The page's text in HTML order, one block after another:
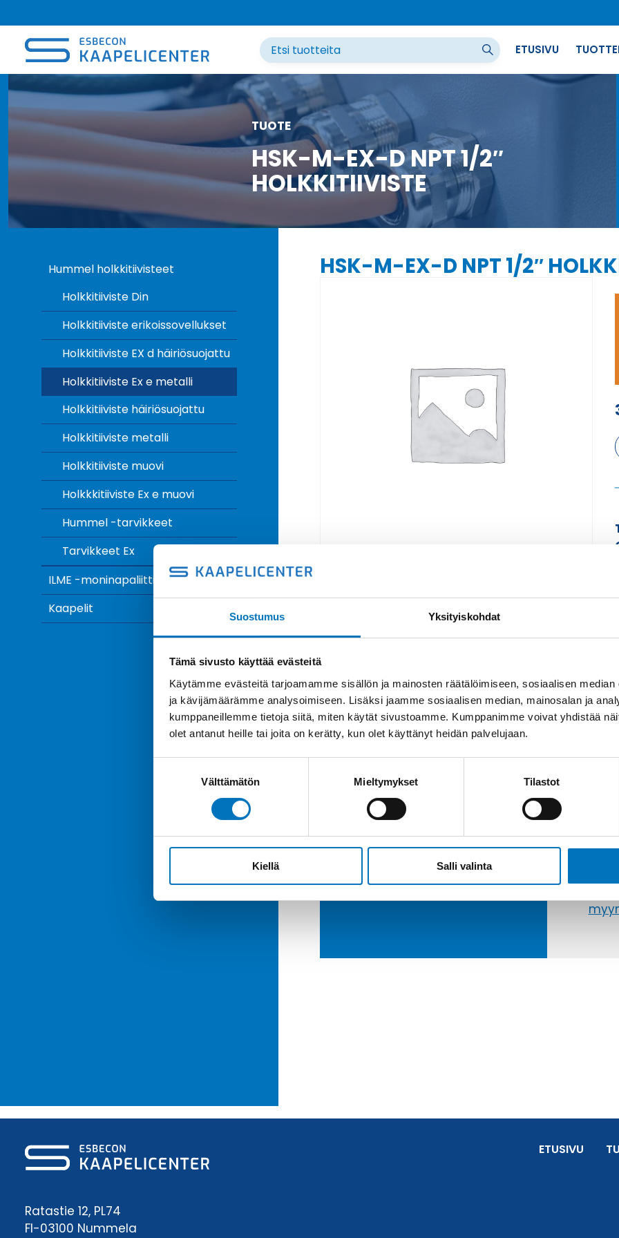
Suostumus Yksityiskohdat
Tämä sivusto käyttää evästeitä
Käytämme evästeitä tarjoamamme sisällön ja mainosten räätälöimiseen, sosiaalisen
ja kävijämäärämme analysoimiseen. Lisäksi jaamme sosiaalisen median, mainosalan ja
kumppaneillemme tietoja siitä, miten käytät sivustoamme. Kumppanimme voivat yhdistää
olet antanut heille tai joita on kerätty, kun olet käyttänyt heidän palvelujaan.
Välttämätön Mieltymykset Tilastot
Kiellä Salli valinta
sisältöön
ETUSIVU
TUOTE
HSK-M-EX-D NPT 1/2″
HOLKKITIIVISTE
Hummel holkkitiivisteet
Holkkitiiviste Din
Holkkitiiviste erikoissovellukset
Holkkitiiviste EX d häiriösuojattu
Holkkitiiviste Ex e metalli
Holkkitiiviste häiriösuojattu
Holkkitiiviste metalli
Holkkitiiviste muovi
Holkkkitiiviste Ex e muovi
Hummel -tarvikkeet
Tarvikkeet Ex
ILME -moninapaliittimet
Kaapelit
HSK-M-EX-D NPT 1/2″
Kysyttävää?
Anna meidän
auttaa.
Ratastie 12, PL74
FI-03100 Nummela
ETUSIVU